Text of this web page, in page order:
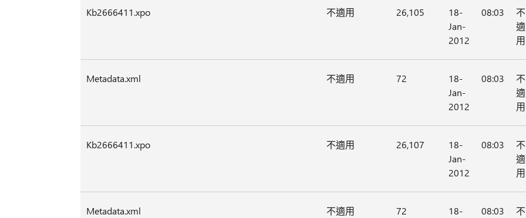
Kb2666411.xpo 不適用 26,105
18-
Jan-
2012
08:03
不
適
用
Metadata.xml 不適用 72
18-
Jan-
2012
08:03
不
適
用
Kb2666411.xpo 不適用 26,107
18-
Jan-
2012
08:03
不
適
用
Metadata.xml 不適用 72
18-
08:03
不